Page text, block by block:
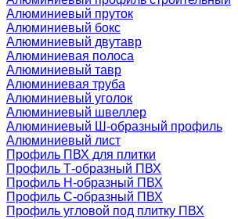
Алюминиевый пруток
Алюминиевый бокс
Алюминиевый двутавр
Алюминиевая полоса
Алюминиевый тавр
Алюминиевая труба
Алюминиевый уголок
Алюминиевый швеллер
Алюминиевый Ш-образный профиль
Алюминиевый лист
Профиль ПВХ для плитки
Профиль Т-образный ПВХ
Профиль H-образный ПВХ
Профиль C-образный ПВХ
Профиль угловой под плитку ПВХ